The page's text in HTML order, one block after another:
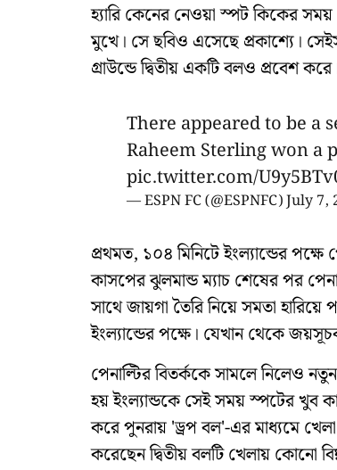
হ্যারি কেনের নেওয়া স্পট কিকের
মুখে। সে ছবিও এসেছে প্রকাশ্যে।
গ্রাউন্ডে দ্বিতীয় একটি বলও প্রবেশ
There appeared to be a
Raheem Sterling won a
pic.twitter.com/
— ESPN FC (@ESPNFC)July 7,
প্রথমত, ১০৪ মিনিটে ইংল্যান্ডের পক্ষে
কাসপের ঝুলমান্ড ম্যাচ শেষের পর
সাথে জায়গা তৈরি নিয়ে সমতা হারিয়ে
ইংল্যান্ডের পক্ষে। যেখান থেকে
পেনাল্টির বিতর্ককে সামলে নিলেও
হয় ইংল্যান্ডকে সেই সময় স্পটের খুব
করে পুনরায় 'ড্রপ বল'-এর মাধ্যমে
করেছেন দ্বিতীয় বলটি খেলায় কোনো